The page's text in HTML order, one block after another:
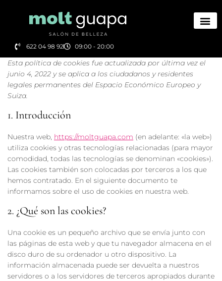
622 04 98 92 09:00 - 20:00
Esta política de cookies fue actualizada por última vez el
junio 4, 2022 y se aplica a los ciudadanos y residentes
legales permanentes del Espacio Económico Europeo y
Suiza.
1. Introducción
Nuestra web, https://moltguapa.com (en adelante: «la web»)
utiliza cookies y otras tecnologías relacionadas (para mayor
comodidad, todas las tecnologías se denominan «cookies»).
Las cookies también son colocadas por terceros a los que
hemos contratado. En el siguiente documento te
informamos sobre el uso de cookies en nuestra web.
2. ¿Qué son las cookies?
Una cookie es un pequeño archivo que se envía junto con
las páginas de esta web y que tu navegador almacena en el
disco duro de su ordenador u otro dispositivo. La
información almacenada puede ser devuelta a nuestros
servidores o a los servidores de terceros apropiados durante